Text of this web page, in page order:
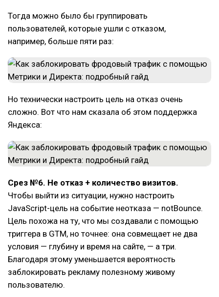
Тогда можно было бы группировать
пользователей, которые ушли с отказом,
например, больше пяти раз:
Но технически настроить цель на отказ очень
сложно. Вот что нам сказала об этом поддержка
Яндекса:
Срез №6. Не отказ + количество визитов.
Чтобы выйти из ситуации, нужно настроить
JavaScript-цель на событие неотказа — notBounce.
Цель похожа на ту, что мы создавали с помощью
триггера в GTM, но точнее: она совмещает не два
условия — глубину и время на сайте, — а три.
Благодаря этому уменьшается вероятность
заблокировать рекламу полезному живому
пользователю.